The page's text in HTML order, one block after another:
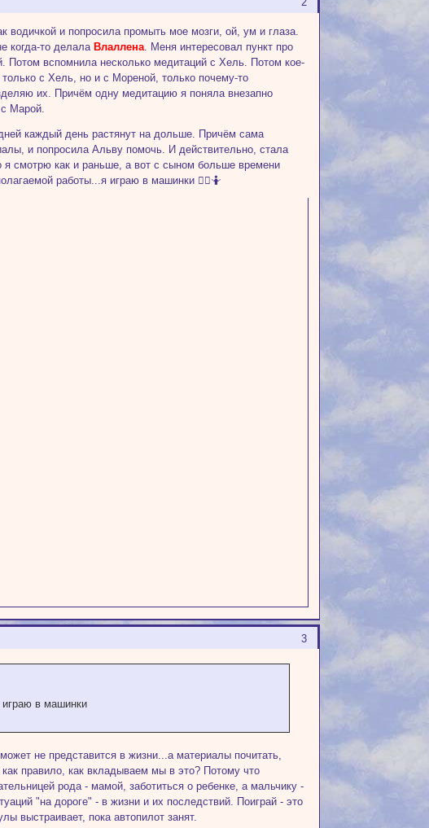
водичкой и попросила промыть мое мозги, ой, ум и глаза.
когда-то делалаВлаллена . Меня интересовал пункт про
вспомнила несколько медитаций с Хель. Потом кое-
с Хель, но и с Мореной, только почему-то
их. Причём одну медитацию я поняла внезапно
Марой.
каждый день растянут на дольше. Причём сама
и попросила Альву помочь. И действительно, стала
я смотрю как и раньше, а вот с сыном больше времени
работы...я играю в машинки 🤦‍♀️🤷
3
играю в машинки
не представится в жизни...а материалы почитать,
правило, как вкладываем мы в это? Потому что
рода - мамой, заботиться о ребенке, а мальчику -
"на дороге" - в жизни и их последствий. Поиграй - это
выстраивает, пока автопилот занят.